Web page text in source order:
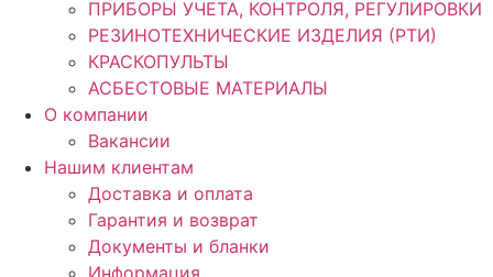
ПРИБОРЫ УЧЕТА, КОНТРОЛЯ, РЕГУЛИРОВКИ
РЕЗИНОТЕХНИЧЕСКИЕ ИЗДЕЛИЯ (РТИ)
КРАСКОПУЛЬТЫ
АСБЕСТОВЫЕ МАТЕРИАЛЫ
О компании
Вакансии
Нашим клиентам
Доставка и оплата
Гарантия и возврат
Документы и бланки
Информация